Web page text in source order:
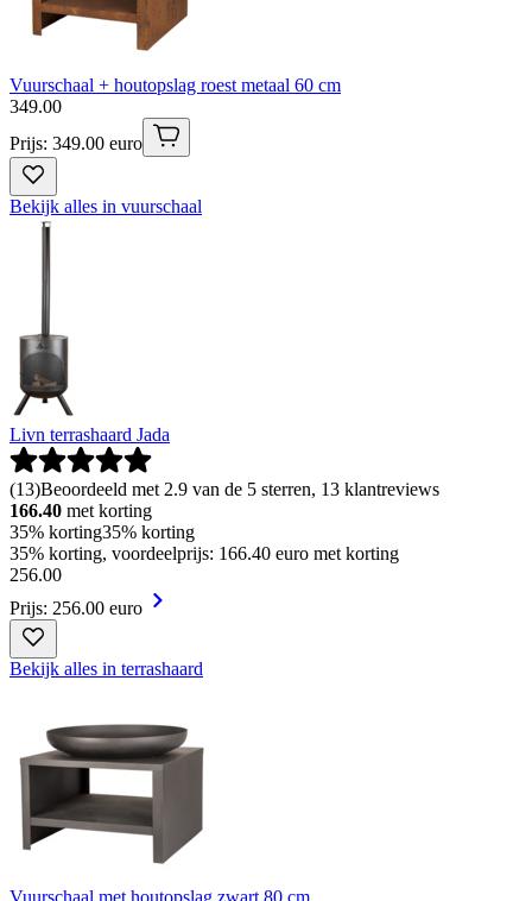
Vuurschaal + houtopslag roest metaal 60 cm
349.00
Prijs: 349.00 euro
Bekijk alles in vuurschaal
Livn terrashaard Jada
(13)Beoordeeld met 2.9 van de 5 sterren, 13 klantreviews
166.40 met korting
35% korting35% korting
35% korting, voordeelprijs: 166.40 euro met korting
256.00
Prijs: 256.00 euro
Bekijk alles in terrashaard
Vuurschaal met houtopslag zwart 80 cm